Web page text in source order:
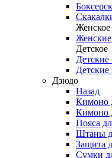
Женское
Женские
Детское
Детские
Дзюдо
Назад
Кимоно
Кимоно
Пояса
Штаны
Защита
Сумки